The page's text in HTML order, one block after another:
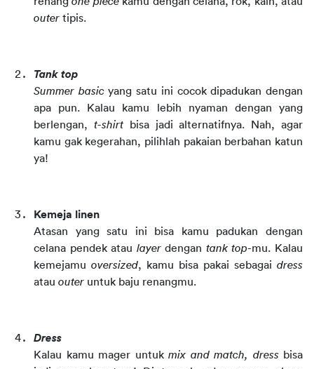
outer tipis.
Tank top
Summer basic yang satu ini cocok dipadukan dengan
apa pun. Kalau kamu lebih nyaman dengan yang
berlengan, t-shirt bisa jadi alternatifnya. Nah, agar
kamu gak kegerahan, pilihlah pakaian berbahan katun
ya!
Kemeja linen
Atasan yang satu ini bisa kamu padukan dengan
celana pendek atau layer dengan tank top-mu. Kalau
kemejamu oversized, kamu bisa pakai sebagai dress
atau outer untuk baju renangmu.
Dress
Kalau kamu mager untuk mix and match, dress bisa